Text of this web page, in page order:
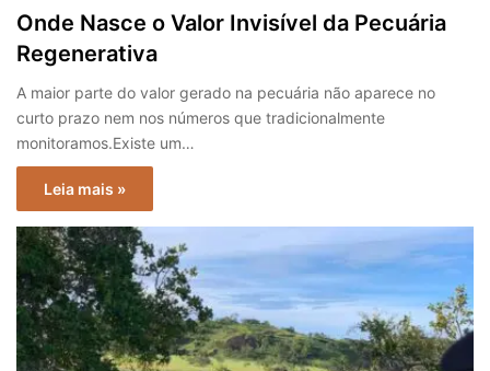
Onde Nasce o Valor Invisível da Pecuária
Regenerativa
A maior parte do valor gerado na pecuária não aparece no
curto prazo nem nos números que tradicionalmente
monitoramos.Existe um…
Leia mais »